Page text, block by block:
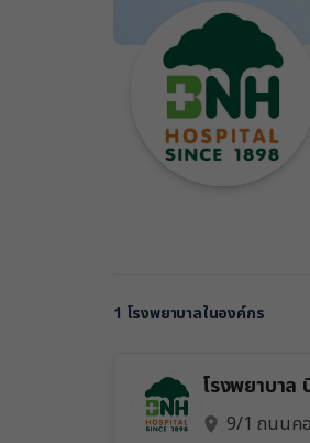
1 โรงพยาบาลในองค์กร
โรงพยาบาล
9/1 ถนนค